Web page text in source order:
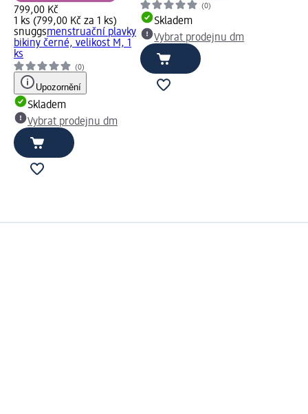
799,00 Kč
1 ks (799,00 Kč za 1 ks)
snuggsmenstruační plavky
bikiny černé, velikost M, 1
ks
(0)
Upozornění
Skladem
Vybrat prodejnu dm
(0)
Skladem
Vybrat prodejnu dm